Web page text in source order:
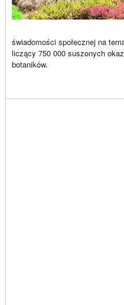
świadomości społecznej na
liczący 750 000 suszonych
botaników.